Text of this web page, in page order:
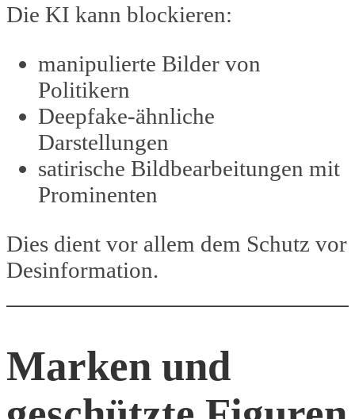
Die KI kann blockieren:
manipulierte Bilder von
Politikern
Deepfake-ähnliche
Darstellungen
satirische Bildbearbeitungen mit
Prominenten
Dies dient vor allem dem Schutz vor
Desinformation.
Marken und